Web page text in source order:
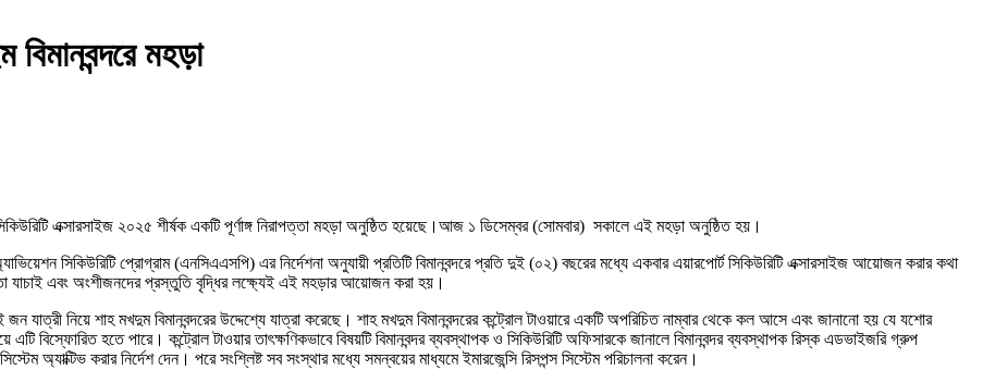
মহড়া
সিকিউরিটি এক্সারসাইজ ২০২৫ শীর্ষক একটি পূর্ণাঙ্গ নিরাপত্তা মহড়া অনুষ্ঠিত হয়েছে।আজ ১ ডিসেম্বর (সোমবার) সকালে এই মহড়া অনুষ্ঠিত হয়।
সিকিউরিটি প্রোগ্রাম (এনসিএএসপি) এর নির্দেশনা অনুযায়ী প্রতিটি বিমানবন্দরে প্রতি দুই (০২) বছরের মধ্যে একবার এয়ারপোর্ট সিকিউরিটি এক্সারসাইজ আয়োজন করার কথা
যাচাই এবং অংশীজনদের প্রস্তুতি বৃদ্ধির লক্ষ্যেই এই মহড়ার আয়োজন করা হয়।
যাত্রী নিয়ে শাহ মখদুম বিমানবন্দরের উদ্দেশ্যে যাত্রা করেছে। শাহ মখদুম বিমানবন্দরের কন্ট্রোল টাওয়ারে একটি অপরিচিত নাম্বার থেকে কল আসে এবং জানানো হয় যে যশোর
বিস্ফোরিত হতে পারে। কন্ট্রোল টাওয়ার তাৎক্ষণিকভাবে বিষয়টি বিমানবন্দর ব্যবস্থাপক ও সিকিউরিটি অফিসারকে জানালে বিমানবন্দর ব্যবস্থাপক রিস্ক এডভাইজরি গ্রুপ
অ্যাক্টিভ করার নির্দেশ দেন। পরে সংশ্লিষ্ট সব সংস্থার মধ্যে সমন্বয়ের মাধ্যমে ইমারজেন্সি রিসপন্স সিস্টেম পরিচালনা করেন।